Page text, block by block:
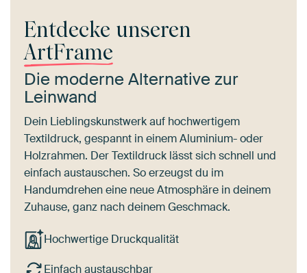
Entdecke unseren
ArtFrame
Die moderne Alternative zur
Leinwand
Dein Lieblingskunstwerk auf hochwertigem
Textildruck, gespannt in einem Aluminium- oder
Holzrahmen. Der Textildruck lässt sich schnell und
einfach austauschen. So erzeugst du im
Handumdrehen eine neue Atmosphäre in deinem
Zuhause, ganz nach deinem Geschmack.
Hochwertige Druckqualität
Einfach austauschbar